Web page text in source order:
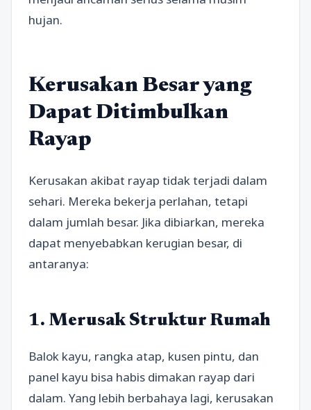
hujan.
Kerusakan Besar yang
Dapat Ditimbulkan
Rayap
Kerusakan akibat rayap tidak terjadi dalam
sehari. Mereka bekerja perlahan, tetapi
dalam jumlah besar. Jika dibiarkan, mereka
dapat menyebabkan kerugian besar, di
antaranya:
1. Merusak Struktur Rumah
Balok kayu, rangka atap, kusen pintu, dan
panel kayu bisa habis dimakan rayap dari
dalam. Yang lebih berbahaya lagi, kerusakan